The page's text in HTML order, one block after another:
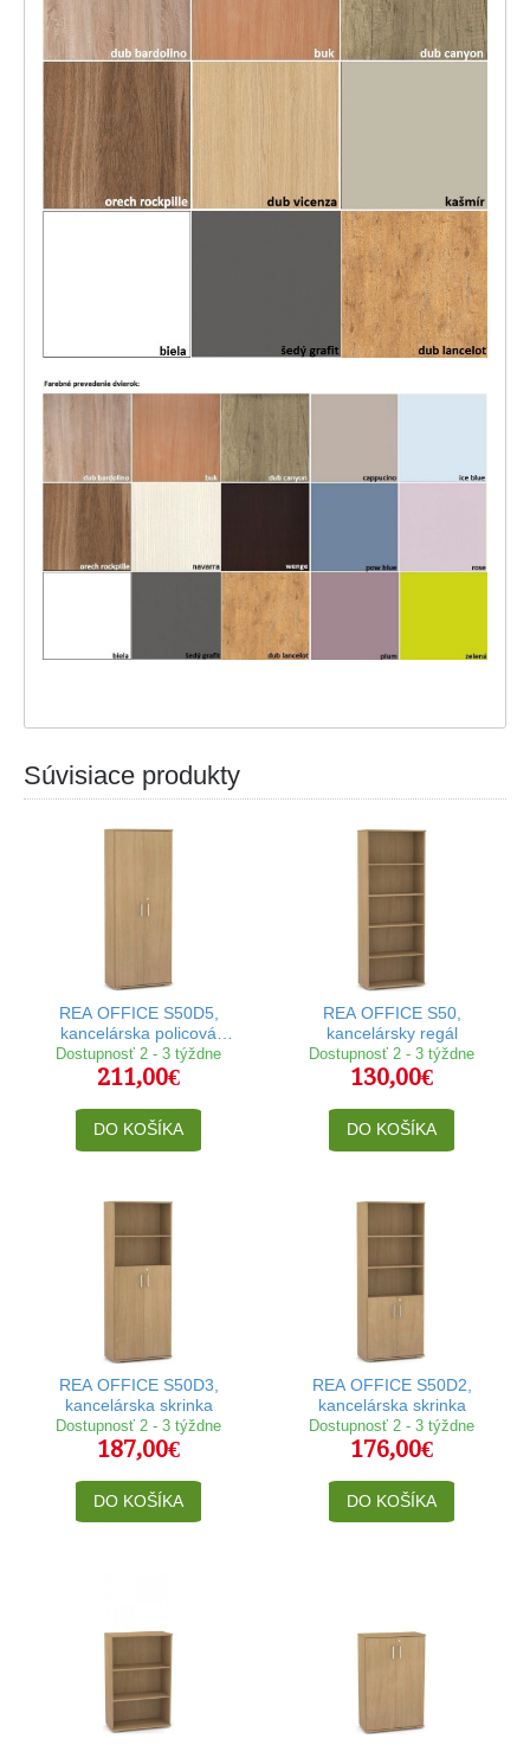
Súvisiace produkty
REA OFFICE S50D5,
kancelárska policová
skriňa
Dostupnosť 2 - 3 týždne
211,00€
DO KOŠÍKA
REA OFFICE S50,
kancelársky regál
Dostupnosť 2 - 3 týždne
130,00€
DO KOŠÍKA
REA OFFICE S50D3,
kancelárska skrinka
Dostupnosť 2 - 3 týždne
187,00€
DO KOŠÍKA
REA OFFICE S50D2,
kancelárska skrinka
Dostupnosť 2 - 3 týždne
176,00€
DO KOŠÍKA